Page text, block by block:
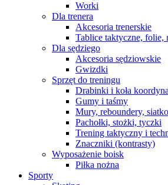
Worki
Dla trenera
Akcesoria trenerskie
Tablice taktyczne, folie,
Dla sędziego
Akcesoria sędziowskie
Gwizdki
Sprzęt do treningu
Drabinki i koła
Gumy i taśmy
Mury, reboundery,
Pachołki, stożki, tyczki
Trening taktyczny i
Znaczniki (kontrasty)
Wyposażenie boisk
Piłka nożna
Sporty